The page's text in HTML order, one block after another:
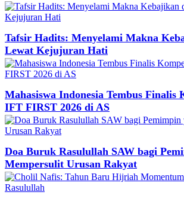
Tafsir Hadits: Menyelami Makna
Lewat Kejujuran Hati
Mahasiswa Indonesia Tembus Finalis
IFT FIRST 2026 di AS
Doa Buruk Rasulullah SAW bagi
Mempersulit Urusan Rakyat